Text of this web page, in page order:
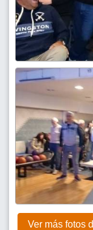
Ver más fotos